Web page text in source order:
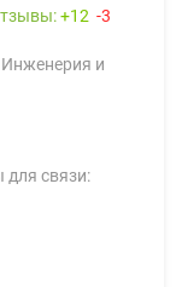
12
3
Инженерия и
для связи: